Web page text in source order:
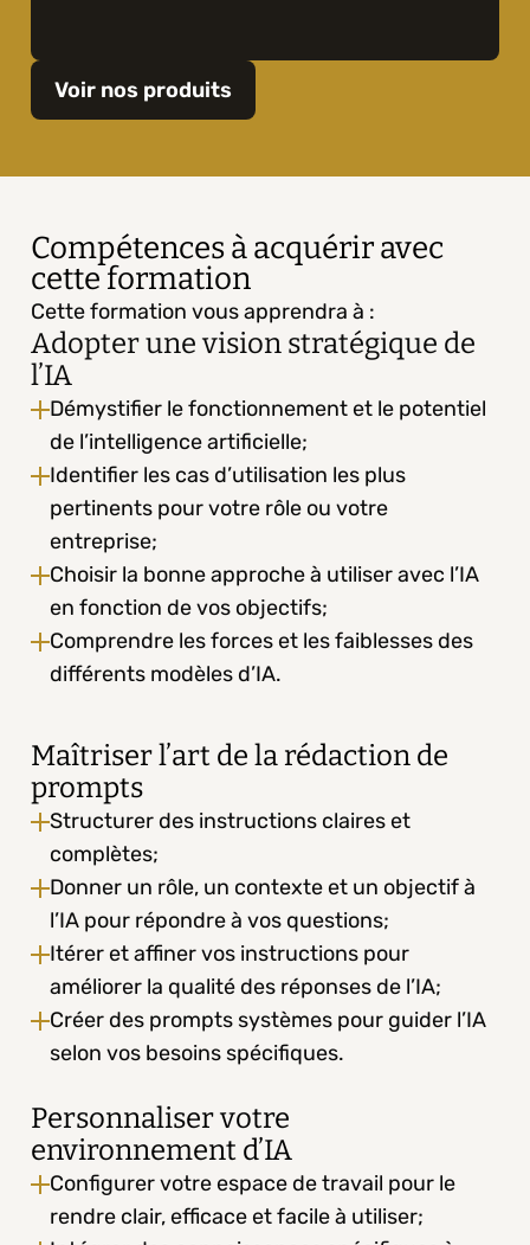
Voir nos produits
Compétences à acquérir avec
cette formation
Cette formation vous apprendra à :
Adopter une vision stratégique de
l’IA
Démystifier le fonctionnement et le potentiel
de l’intelligence artificielle;
Identifier les cas d’utilisation les plus
pertinents pour votre rôle ou votre
entreprise;
Choisir la bonne approche à utiliser avec l’IA
en fonction de vos objectifs;
Comprendre les forces et les faiblesses des
différents modèles d’IA.
Maîtriser l’art de la rédaction de
prompts
Structurer des instructions claires et
complètes;
Donner un rôle, un contexte et un objectif à
l’IA pour répondre à vos questions;
Itérer et affiner vos instructions pour
améliorer la qualité des réponses de l’IA;
Créer des prompts systèmes pour guider l’IA
selon vos besoins spécifiques.
Personnaliser votre
environnement d’IA
Configurer votre espace de travail pour le
rendre clair, efficace et facile à utiliser;